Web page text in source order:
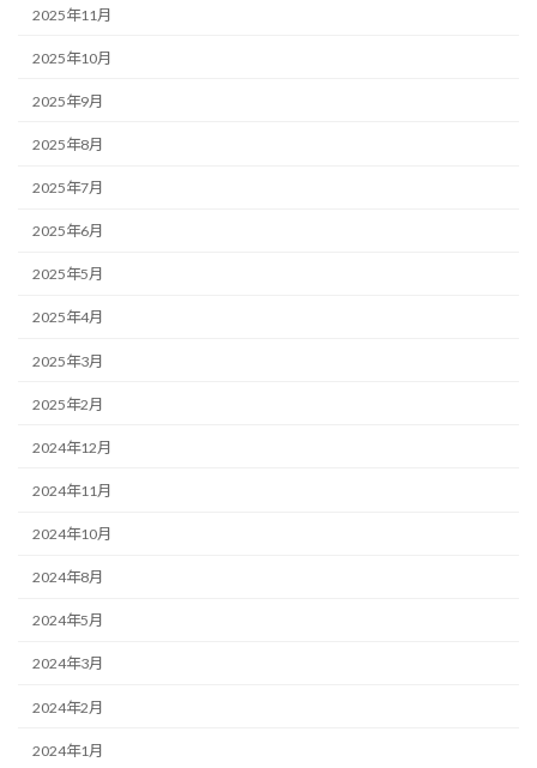
2025年11月
2025年10月
2025年9月
2025年8月
2025年7月
2025年6月
2025年5月
2025年4月
2025年3月
2025年2月
2024年12月
2024年11月
2024年10月
2024年8月
2024年5月
2024年3月
2024年2月
2024年1月